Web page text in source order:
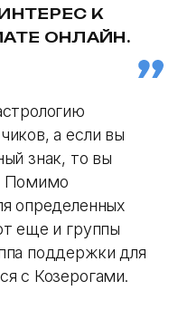
К
ОНЛАЙН.
а если вы
знак, то вы
Помимо
определенных
еще и группы
поддержки для
с Козерогами.